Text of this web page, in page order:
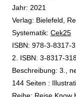
Jahr: 2021
Verlag: Bielefeld,
opens in new tab
Diesen Link in
Systematik: Suche
Cek25
Suche nach diesem
ISBN: 978-3-8317-
2. ISBN: 3-8317-
Beschreibung: 3.,
144 Seiten :